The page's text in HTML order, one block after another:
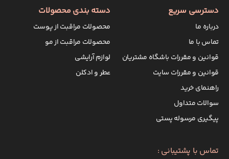
دسترسی سریع
درباره ما
تماس با ما
قوانین و مقررات باشگاه مشتریان
قوانین و مقررات سایت
راهنمای خرید
سوالات متداول
پیگیری مرسوله پستی
دسته بندی محصولات
محصولات مراقبت از پوست
محصولات مراقبت از مو
لوازم آرایشی
عطر و ادکلن
تماس با پشتیبانی :